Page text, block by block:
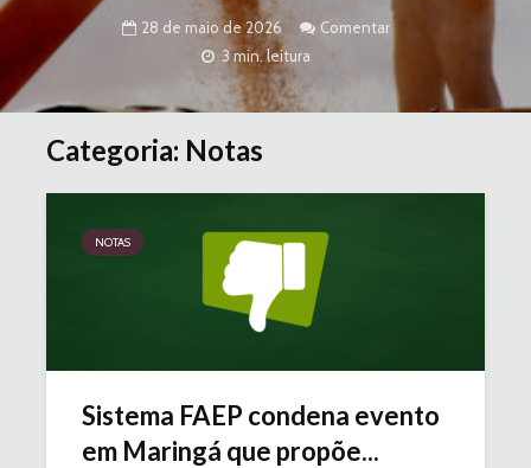
28 de maio de 2026
Comentar
3 min. leitura
Categoria: Notas
NOTAS
Sistema FAEP condena evento
em Maringá que propõe...